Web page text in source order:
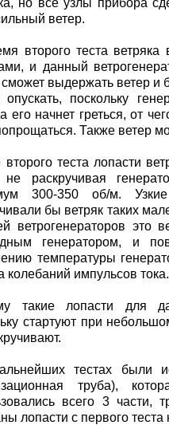
но все узлы прибора
ветер.
второго теста
и данный
сможет выдержать ветер и
опускать, поскольку
его начнет греться, от
Также ветер
второго теста лопасти
не раскручивая
300-350 об/м.
бы ветряк таких
ветрогенераторов это
генератором, и
температуры
колебаний импульсов тока.
такие лопасти для
стартуют при
тестах были
труба),
всего 3
лопасти с первого